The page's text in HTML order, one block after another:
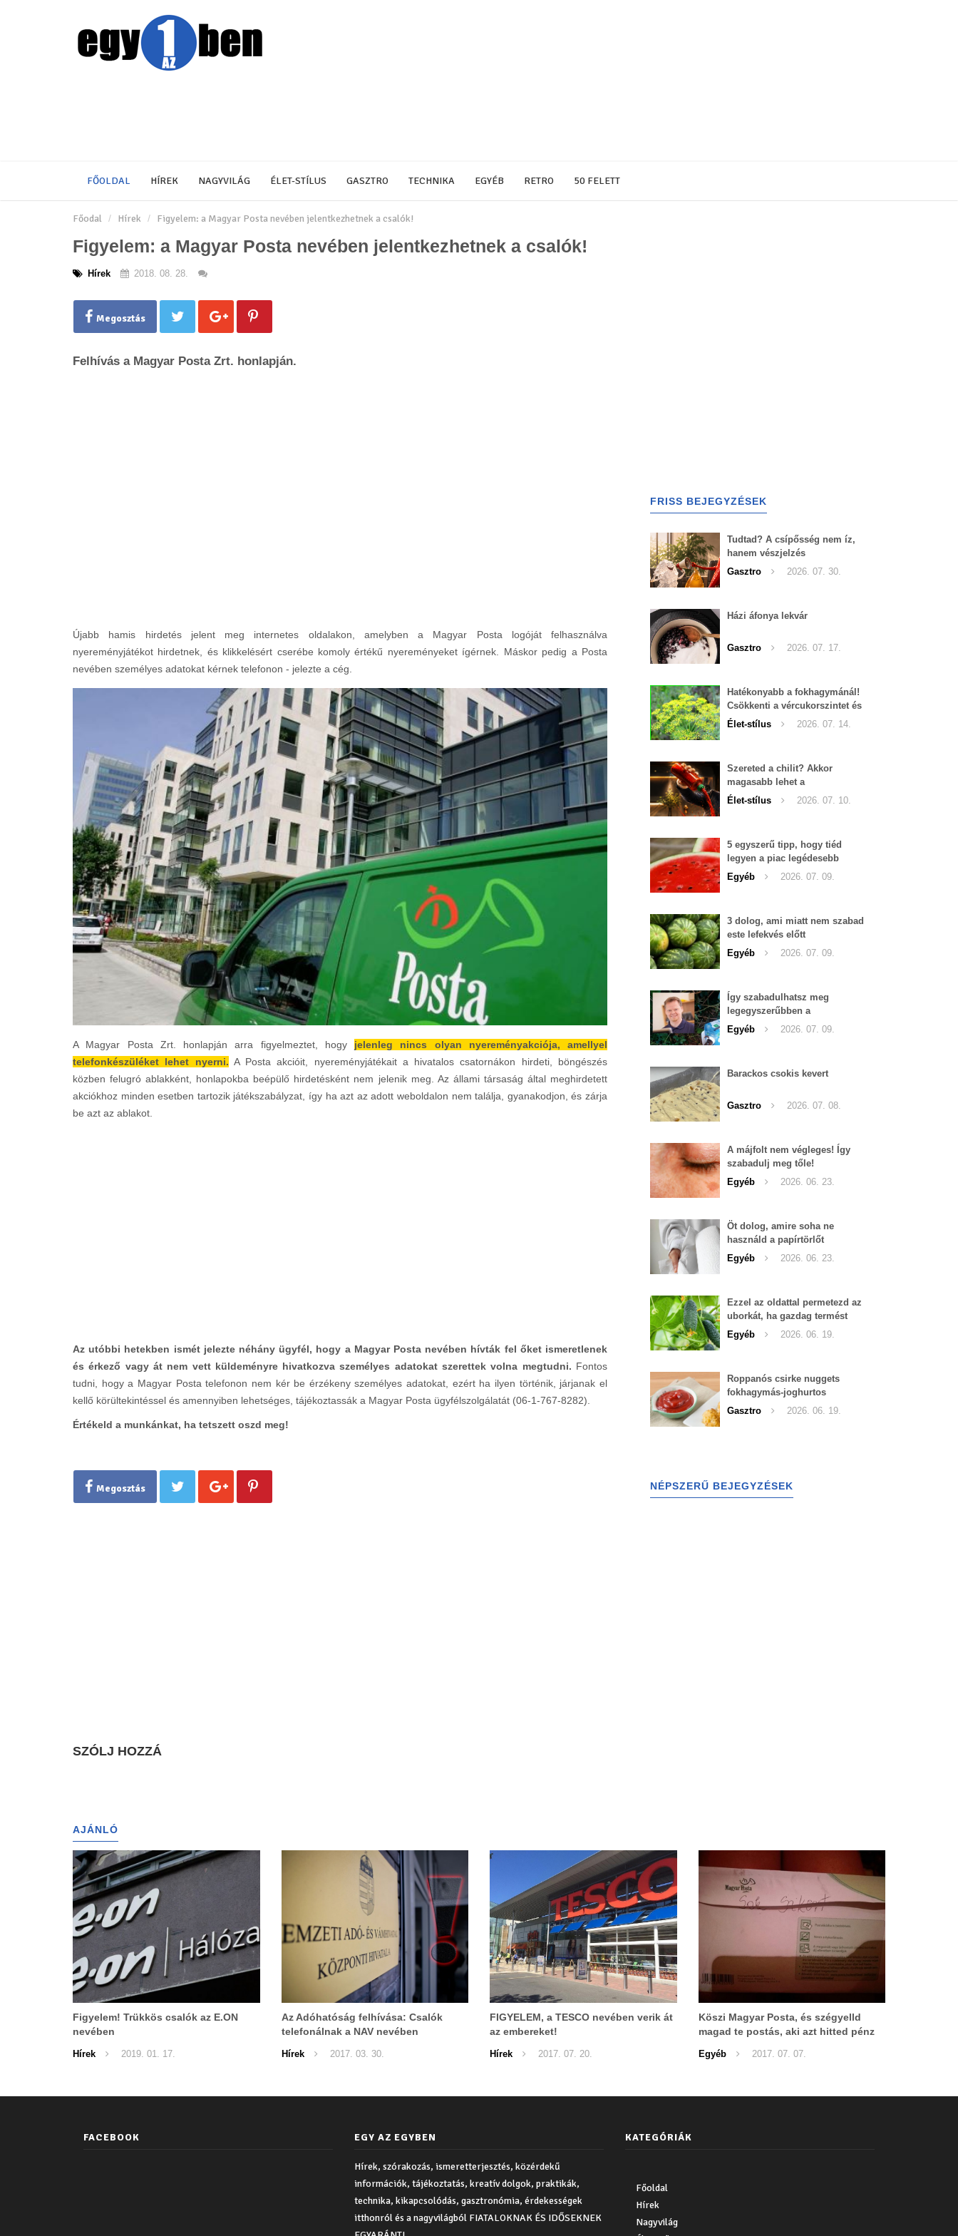
FŐOLDAL HÍREK NAGYVILÁG ÉLET-STÍLUS GASZTRO TECHNIKA EGYÉB RETRO 50 FELETT
Főodal Hírek Figyelem: a Magyar Posta nevében jelentkezhetnek a csalók!
Figyelem: a Magyar Posta nevében jelentkezhetnek a csalók!
Hírek 2018. 08. 28.
Megosztás
Felhívás a Magyar Posta Zrt. honlapján.
Újabb hamis hirdetés jelent meg internetes oldalakon, amelyben a Magyar Posta logóját felhasználva
nyereményjátékot hirdetnek, és klikkelésért cserébe komoly értékű nyereményeket ígérnek. Máskor pedig a Posta
nevében személyes adatokat kérnek telefonon - jelezte a cég.
A Magyar Posta Zrt. honlapján arra figyelmeztet, hogy jelenleg nincs olyan nyereményakciója, amellyel
telefonkészüléket lehet nyerni. A Posta akcióit, nyereményjátékait a hivatalos csatornákon hirdeti, böngészés
közben felugró ablakként, honlapokba beépülő hirdetésként nem jelenik meg. Az állami társaság által meghirdetett
akciókhoz minden esetben tartozik játékszabályzat, így ha azt az adott weboldalon nem találja, gyanakodjon, és zárja
be azt az ablakot.
Az utóbbi hetekben ismét jelezte néhány ügyfél, hogy a Magyar Posta nevében hívták fel őket ismeretlenek
és érkező vagy át nem vett küldeményre hivatkozva személyes adatokat szerettek volna megtudni. Fontos
tudni, hogy a Magyar Posta telefonon nem kér be érzékeny személyes adatokat, ezért ha ilyen történik, járjanak el
kellő körültekintéssel és amennyiben lehetséges, tájékoztassák a Magyar Posta ügyfélszolgálatát (06-1-767-8282).
Értékeld a munkánkat, ha tetszett oszd meg!
Megosztás
SZÓLJ HOZZÁ
FRISS BEJEGYZÉSEK
Tudtad? A csípősség nem íz,
hanem vészjelzés
Gasztro
2026. 07. 30.
Házi áfonya lekvár
Gasztro 2026. 07. 17.
Hatékonyabb a fokhagymánál!
Csökkenti a vércukorszintet és
a magas vérnyomást is!
Élet-stílus 2026. 07. 14.
Szereted a chilit? Akkor
magasabb lehet a
tesztoszteron-szinted
Élet-stílus 2026. 07. 10.
5 egyszerű tipp, hogy tiéd
legyen a piac legédesebb
görögdinnyéje
Egyéb 2026. 07. 09.
3 dolog, ami miatt nem szabad
este lefekvés előtt
görögdinnyét enni
Egyéb 2026. 07. 09.
Így szabadulhatsz meg
legegyszerűbben a
pucércsigáktól
Egyéb 2026. 07. 09.
Barackos csokis kevert
Gasztro 2026. 07. 08.
A májfolt nem végleges! Így
szabadulj meg tőle!
Egyéb
2026. 06. 23.
Öt dolog, amire soha ne
használd a papírtörlőt
Egyéb
2026. 06. 23.
Ezzel az oldattal permetezd az
uborkát, ha gazdag termést
szeretnél begyűjteni
Egyéb 2026. 06. 19.
Roppanós csirke nuggets
fokhagymás-joghurtos
szósszal
Gasztro 2026. 06. 19.
NÉPSZERŰ BEJEGYZÉSEK
AJÁNLÓ
Figyelem! Trükkös csalók az E.ON
nevében
Hírek 2019. 01. 17.
Az Adóhatóság felhívása: Csalók
telefonálnak a NAV nevében
Hírek 2017. 03. 30.
FIGYELEM, a TESCO nevében verik át
az embereket!
Hírek 2017. 07. 20.
Köszi Magyar Posta, és szégyelld
magad te postás, aki azt hitted pénz
Egyéb 2017. 07. 07.
FACEBOOK EGY AZ EGYBEN
Hírek, szórakozás, ismeretterjesztés, közérdekű
információk, tájékoztatás, kreatív dolgok, praktikák,
technika, kikapcsolódás, gasztronómia, érdekességek
itthonról és a nagyvilágból FIATALOKNAK ÉS IDŐSEKNEK
KATEGÓRIÁK
Főoldal
Hírek
Nagyvilág